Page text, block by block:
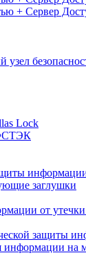
+ Сервер
Lock
заглушки
от
защиты
информации на